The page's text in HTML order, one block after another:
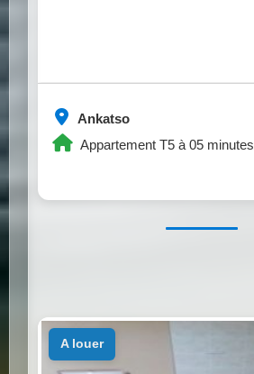
Ankatso
Appartement T5 à 05
a louer